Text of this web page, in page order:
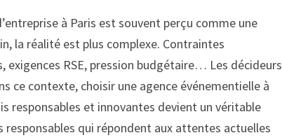
à Paris est souvent perçu comme une
la réalité est plus complexe. Contraintes
RSE, pression budgétaire… Les décideurs
ce contexte, choisir une agence événementielle à
responsables et innovantes devient un véritable
qui répondent aux attentes actuelles